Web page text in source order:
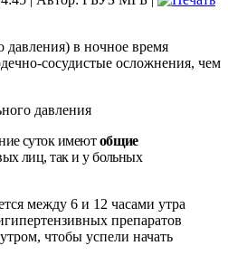
давления) в ночное время
сосудистые осложнения, чем
давления
суток имеютобщие
лиц, так и у больных
между 6 и 12 часами утра
препаратов
чтобы успели начать